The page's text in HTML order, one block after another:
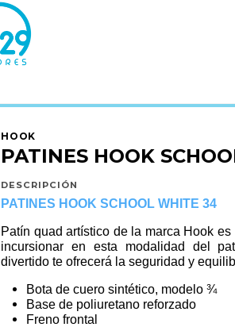
HOOK
PATINES HOOK
DESCRIPCIÓN
PATINES HOOK SCHOOL WHITE 34
Patín quad artístico de la marca Hook
incursionar en esta modalidad del
divertido te ofrecerá la seguridad y
Bota de cuero sintético, modelo ¾
Base de poliuretano reforzado
Freno frontal